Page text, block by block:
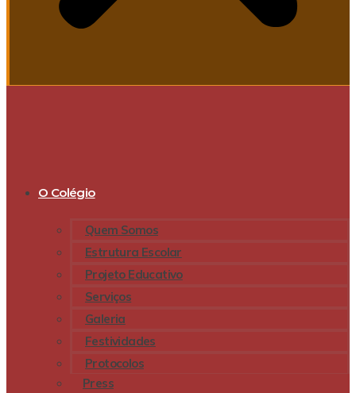
O Colégio
Quem Somos
Estrutura Escolar
Projeto Educativo
Serviços
Galeria
Festividades
Protocolos
Press